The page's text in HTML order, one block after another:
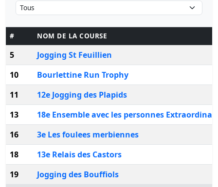
# NOM DE LA COURSE
5
Jogging St Feuillien
10
Bourlettine Run Trophy
11
12e Jogging des Plapids
13
18e Ensemble avec les personnes
16
3e Les foulees merbiennes
18
13e Relais des Castors
19
Jogging des Bouffiols